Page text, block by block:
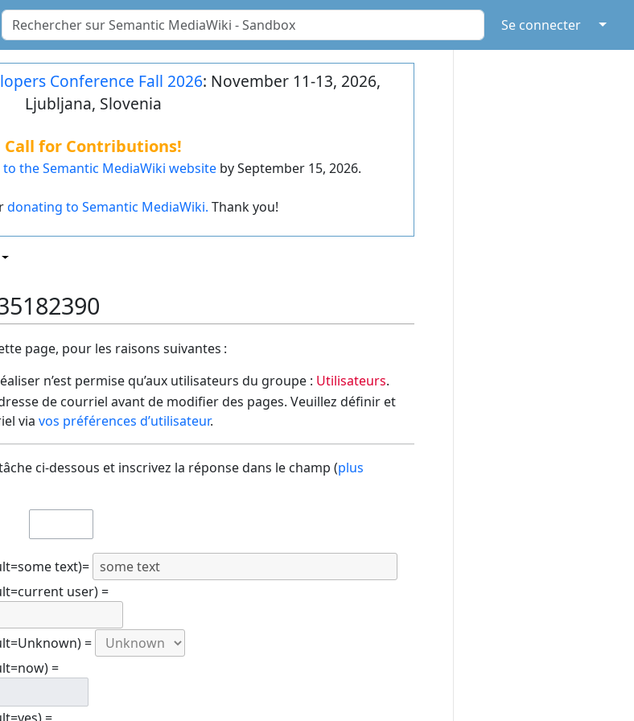
Se connecter ↓
Conference Fall 2026: November 11-13, 2026,
Ljubljana, Slovenia
Call for Contributions!
the Semantic MediaWiki websiteby September 15, 2026.
donating to Semantic MediaWiki. Thank you!
page, pour les raisons suivantes :
n’est permise qu’aux utilisateurs du groupe : Utilisateurs.
de courriel avant de modifier des pages. Veuillez définir et
via vos préférences d’utilisateur.
ci-dessous et inscrivez la réponse dans le champ (plus
text)=
user) =
=
=